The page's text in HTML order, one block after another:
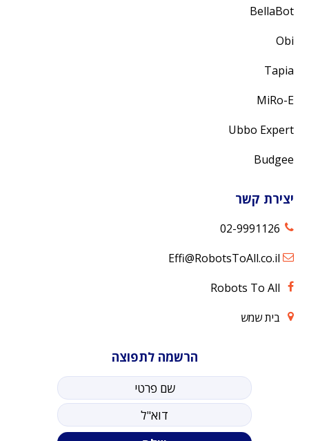
BellaBot
Obi
Tapia
MiRo-E
Ubbo Expert
Budgee
יצירת קשר
02-9991126
Effi@RobotsToAll.co.il
Robots To All
בית שמש
הרשמה לתפוצה